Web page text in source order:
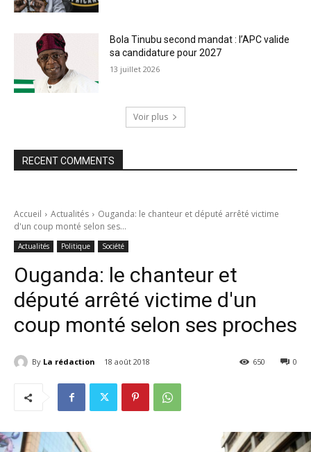
Bola Tinubu second mandat : l’APC valide
sa candidature pour 2027
13 juillet 2026
Voir plus
RECENT COMMENTS